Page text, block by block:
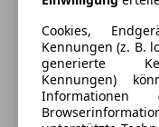
Armlehne
Beheizbare
Beheizbares
Einparkhilfe
Einparkhilfe
Außenfarbe
Lackierung
Farbe der
Cookies,
Kennungen (z. B.
generierte
Kennungen)